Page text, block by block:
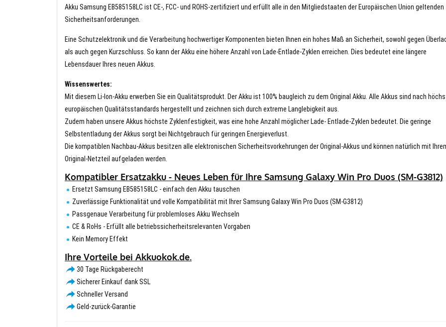
Akku Samsung EB585158LC ist CE-, FCC- und ROHS-zertifiziert und erfüllt alle in den Mitgliedstaaten der Europäischen Union geltenden
Sicherheitsanforderungen.
Eine Schutzelektronik und die Verarbeitung hochwertiger Komponenten bieten Ihnen ein hohes Maß an Sicherheit, sowohl gegen
als auch gegen Kurzschluss. So kann der Akku eine höhere Anzahl von Lade-Entlade-Zyklen erreichen. Dies bedeutet eine längere
Lebensdauer Ihres neuen Akkus.
Wissenswertes:
Mit diesem Li-Ion-Akku erwerben Sie ein Qualitätsprodukt. Der Akku ist 100% baugleich zu dem Original Akku. Alle Akkus sind nach
europäischen Qualitätsstandards hergestellt und zeichnen sich durch extreme Langlebigkeit aus.
Zudem haben unsere Akkus höchste Zyklenfestigkeit, was eine hohe Anzahl möglicher Lade- Entlade-Zyklen bedeutet. Die geringe
Selbstentladung der Akkus sorgt bei Nichtgebrauch für geringen Energieverlust.
Die kompatiblen Nachbau-Akkus besitzen alle elektronischen Sicherheitsvorkehrungen der Original-Akkus und können natürlich mit
Original-Netzteil aufgeladen werden.
Kompatibler Ersatzakku - Neues Leben für Ihre Samsung Galaxy Win Pro Duos (SM-G3812)
Ersetzt Samsung EB585158LC - einfach den Akku tauschen
Zuverlässige Funktionalität und volle Kompatibilität mit Ihrer Samsung Galaxy Win Pro Duos (SM-G3812)
Passgenaue Verarbeitung für problemloses Akku Wechseln
CE & RoHs - Erfüllt alle betriebssicherheitsrelevanten Vorgaben
Kein Memory Effekt
Ihre Vorteile bei Akkuokok.de.
30 Tage Rückgaberecht
Sicherer Einkauf dank SSL
Schneller Versand
Geld-zurück-Garantie